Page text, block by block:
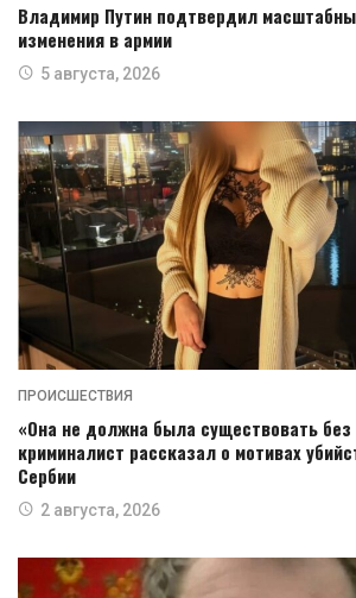
Владимир Путин подтвердил
изменения в армии
5 августа, 2026
ПРОИСШЕСТВИЯ
«Она не должна была существовать без
криминалист рассказал о мотивах
Сербии
2 августа, 2026